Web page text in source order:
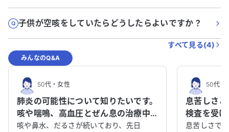
子供が空咳をしていたらどうしたらよいですか？
すべて見る(4)
みんなのQ&A
50代・女性
肺炎の可能性について知りたいです。
咳や喘鳴、高血圧とぜん息の治療中
です。
咳や鼻水、だるさが続いており、先日
50代・
息苦しさ
検査を受
い。
息苦しさで